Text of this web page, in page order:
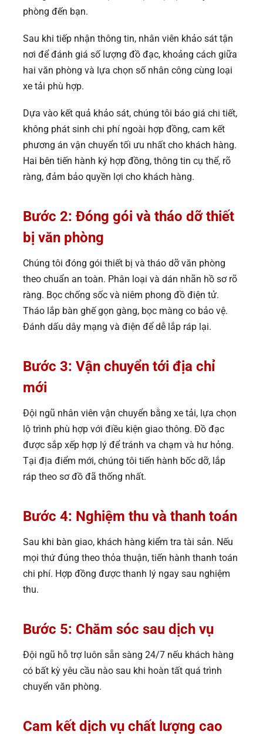
phòng đến bạn.
Sau khi tiếp nhận thông tin, nhân viên khảo sát tận
nơi để đánh giá số lượng đồ đạc, khoảng cách giữa
hai văn phòng và lựa chọn số nhân công cùng loại
xe tải phù hợp.
Dựa vào kết quả khảo sát, chúng tôi báo giá chi tiết,
không phát sinh chi phí ngoài hợp đồng, cam kết
phương án vận chuyển tối ưu nhất cho khách hàng.
Hai bên tiến hành ký hợp đồng, thông tin cụ thể, rõ
ràng, đảm bảo quyền lợi cho khách hàng.
Bước 2: Đóng gói và tháo dỡ thiết
bị văn phòng
Chúng tôi đóng gói thiết bị và tháo dỡ văn phòng
theo chuẩn an toàn. Phân loại và dán nhãn hồ sơ rõ
ràng. Bọc chống sốc và niêm phong đồ điện tử.
Tháo lắp bàn ghế gọn gàng, bọc màng co bảo vệ.
Đánh dấu dây mạng và điện để dễ lắp ráp lại.
Bước 3: Vận chuyển tới địa chỉ
mới
Đội ngũ nhân viên vận chuyển bằng xe tải, lựa chọn
lộ trình phù hợp với điều kiện giao thông. Đồ đạc
được sắp xếp hợp lý để tránh va chạm và hư hỏng.
Tại địa điểm mới, chúng tôi tiến hành bốc dỡ, lắp
ráp theo sơ đồ đã thống nhất.
Bước 4: Nghiệm thu và thanh toán
Sau khi bàn giao, khách hàng kiểm tra tài sản. Nếu
mọi thứ đúng theo thỏa thuận, tiến hành thanh toán
chi phí. Hợp đồng được thanh lý ngay sau nghiệm
thu.
Bước 5: Chăm sóc sau dịch vụ
Đội ngũ hỗ trợ luôn sẵn sàng 24/7 nếu khách hàng
có bất kỳ yêu cầu nào sau khi hoàn tất quá trình
chuyển văn phòng.
Cam kết dịch vụ chất lượng cao